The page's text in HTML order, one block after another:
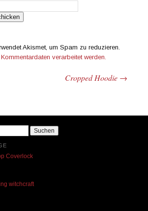
Akismet, um Spam zu reduzieren.
verarbeitet werden.
Cropped Hoodie →
Coverlock
witchcraft